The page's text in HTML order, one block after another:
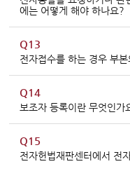
에는 어떻게 해야 하나요?
Q13
전자접수를 하는 경우 부
Q14
보조자 등록이란 무엇인가
Q15
전자헌법재판센터에서 전